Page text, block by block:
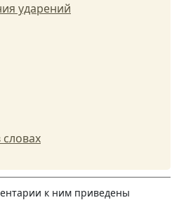
ударений
к ним приведены